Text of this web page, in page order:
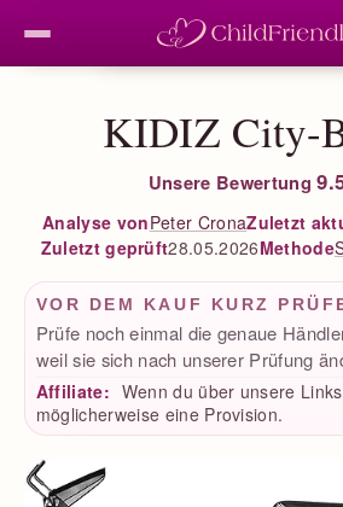
KIDIZ City-
Unsere Bewertung
Analyse vonPeter CronaZuletzt
Zuletzt geprüft28.05.2026Methode
VOR DEM KAUF KURZ
Prüfe noch einmal die genaue
weil sie sich nach unserer Prüfung
Affiliate: Wenn du über unsere
möglicherweise eine Provision.